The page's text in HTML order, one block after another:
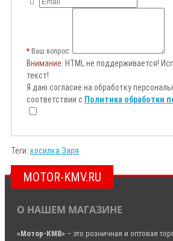
Ваш вопрос:
Внимание: HTML не поддерживается!
текст!
Я даю согласие на обработку
соответствии с Политика обработки
Теги: косилка Заря
MOTOR-KMV.RU
О НАШЕМ МАГАЗИНЕ
«Мотор-КМВ» – это розничная и оптовая